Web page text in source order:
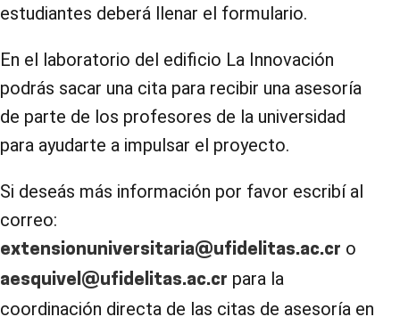
estudiantes deberá llenar el formulario.
En el laboratorio del edificio La Innovación
podrás sacar una cita para recibir una asesoría
de parte de los profesores de la universidad
para ayudarte a impulsar el proyecto.
Si deseás más información por favor escribí al
correo:
extensionuniversitaria@ufidelitas.ac.cr o
aesquivel@ufidelitas.ac.cr para la
coordinación directa de las citas de asesoría en